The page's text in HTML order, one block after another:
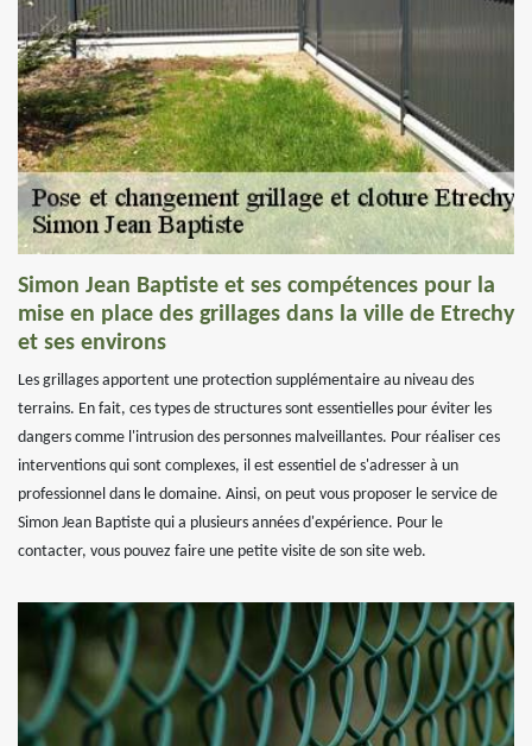
Simon Jean Baptiste et ses compétences pour la
mise en place des grillages dans la ville de Etrechy
et ses environs
Les grillages apportent une protection supplémentaire au niveau des
terrains. En fait, ces types de structures sont essentielles pour éviter les
dangers comme l'intrusion des personnes malveillantes. Pour réaliser ces
interventions qui sont complexes, il est essentiel de s'adresser à un
professionnel dans le domaine. Ainsi, on peut vous proposer le service de
Simon Jean Baptiste qui a plusieurs années d'expérience. Pour le
contacter, vous pouvez faire une petite visite de son site web.